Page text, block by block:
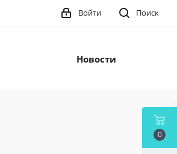
Поиск
Войти
Новости
0